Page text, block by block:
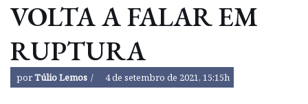
VOLTA A FALAR EM
RUPTURA
porTúlio Lemos 4 de setembro de 2021, 15:15h